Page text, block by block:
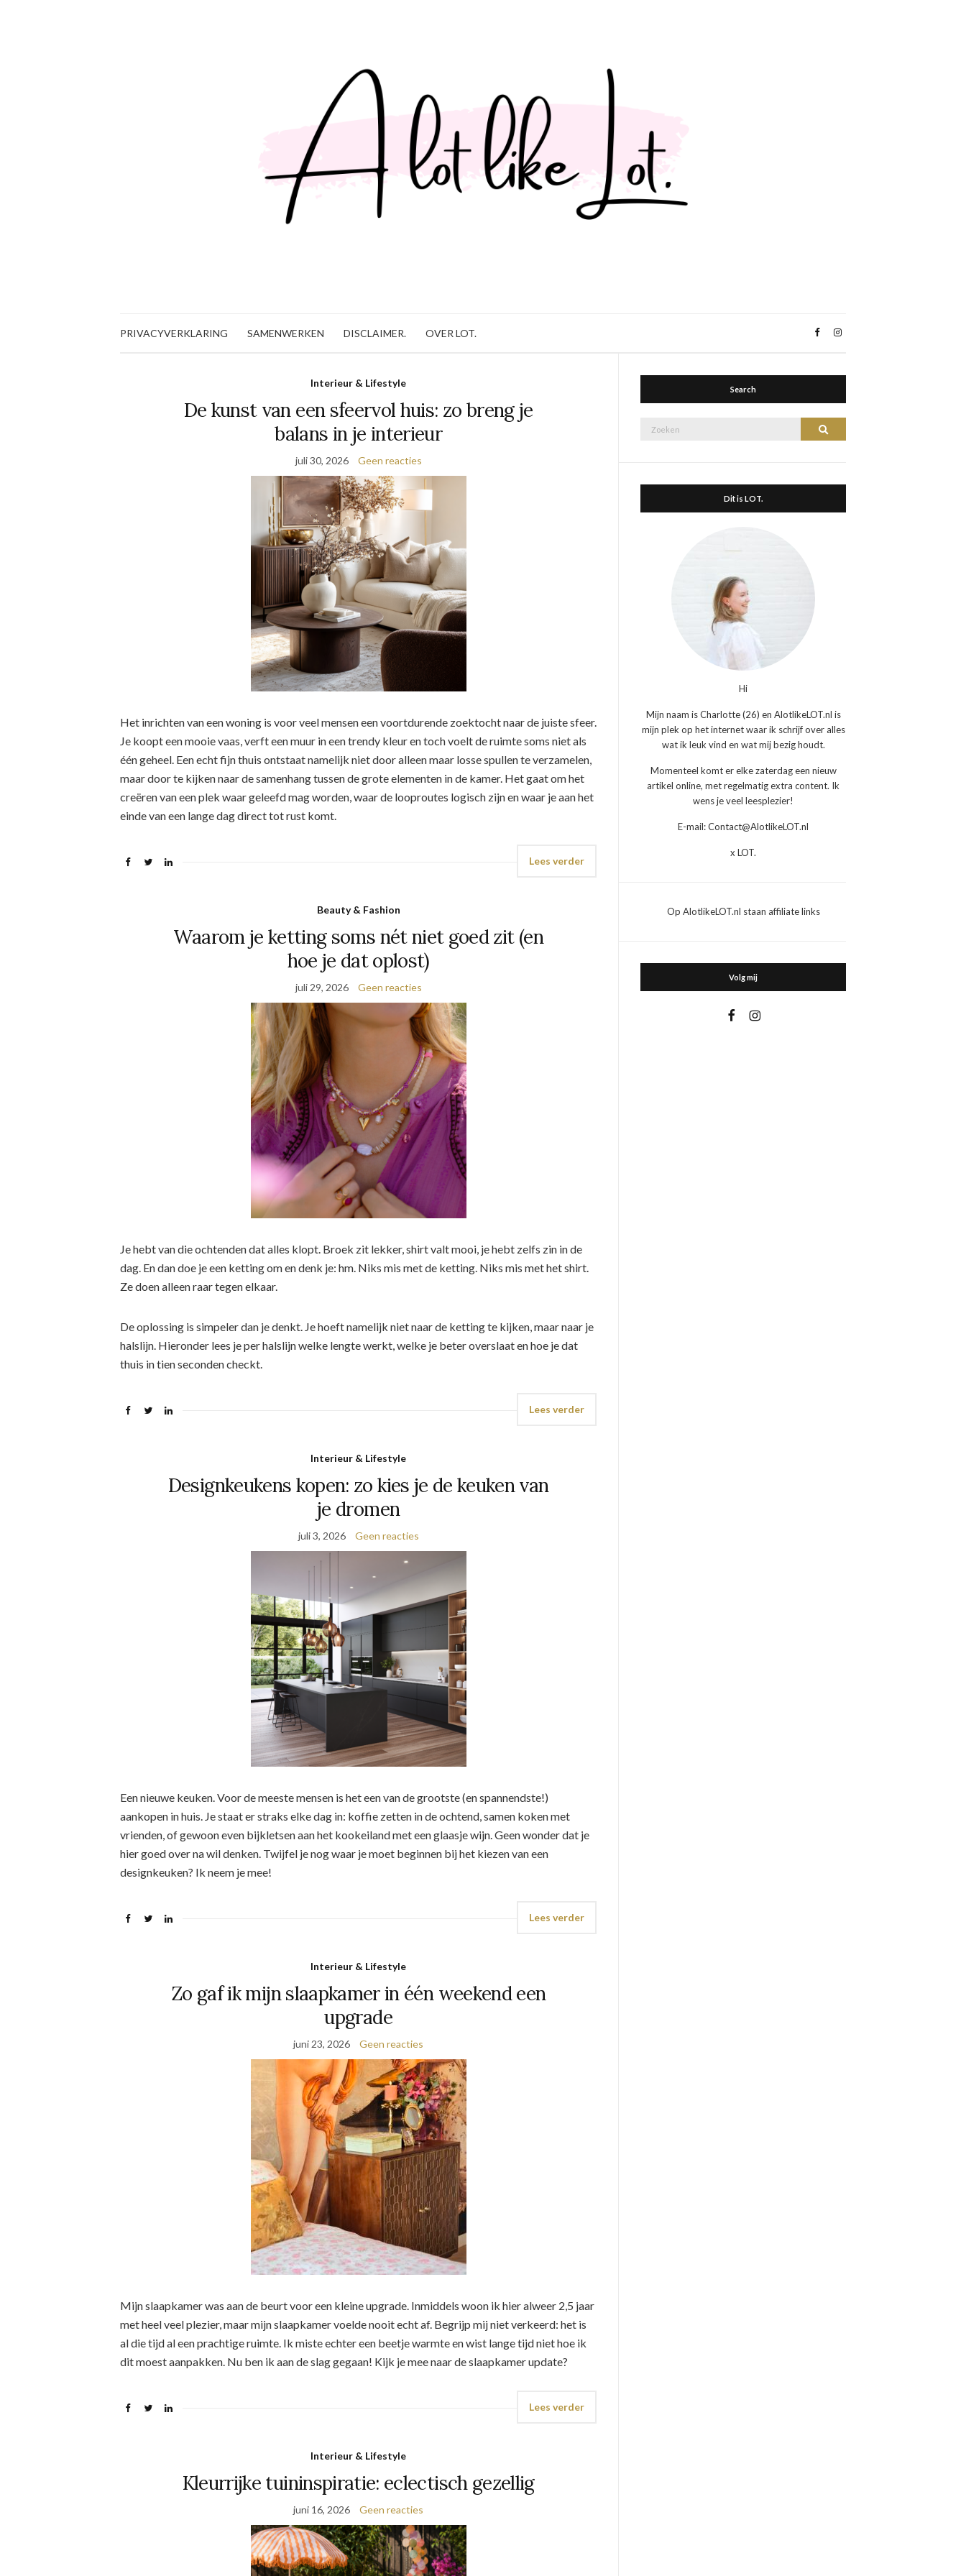
PRIVACYVERKLARING SAMENWERKEN DISCLAIMER. OVER LOT.
Interieur & Lifestyle
De kunst van een sfeervol huis: zo breng je
balans in je interieur
juli 30, 2026 Geen reacties
Het inrichten van een woning is voor veel mensen een voortdurende zoektocht naar de juiste sfeer.
Je koopt een mooie vaas, verft een muur in een trendy kleur en toch voelt de ruimte soms niet als
één geheel. Een echt fijn thuis ontstaat namelijk niet door alleen maar losse spullen te verzamelen,
maar door te kijken naar de samenhang tussen de grote elementen in de kamer. Het gaat om het
creëren van een plek waar geleefd mag worden, waar de looproutes logisch zijn en waar je aan het
einde van een lange dag direct tot rust komt.
Lees verder
Beauty & Fashion
Waarom je ketting soms nét niet goed zit (en
hoe je dat oplost)
juli 29, 2026 Geen reacties
Je hebt van die ochtenden dat alles klopt. Broek zit lekker, shirt valt mooi, je hebt zelfs zin in de
dag. En dan doe je een ketting om en denk je: hm. Niks mis met de ketting. Niks mis met het shirt.
Ze doen alleen raar tegen elkaar.
De oplossing is simpeler dan je denkt. Je hoeft namelijk niet naar de ketting te kijken, maar naar je
halslijn. Hieronder lees je per halslijn welke lengte werkt, welke je beter overslaat en hoe je dat
thuis in tien seconden checkt.
Lees verder
Interieur & Lifestyle
Designkeukens kopen: zo kies je de keuken van
je dromen
juli 3, 2026 Geen reacties
Een nieuwe keuken. Voor de meeste mensen is het een van de grootste (en spannendste!)
aankopen in huis. Je staat er straks elke dag in: koffie zetten in de ochtend, samen koken met
vrienden, of gewoon even bijkletsen aan het kookeiland met een glaasje wijn. Geen wonder dat je
hier goed over na wil denken. Twijfel je nog waar je moet beginnen bij het kiezen van een
designkeuken? Ik neem je mee!
Lees verder
Interieur & Lifestyle
Zo gaf ik mijn slaapkamer in één weekend een
upgrade
juni 23, 2026 Geen reacties
Mijn slaapkamer was aan de beurt voor een kleine upgrade. Inmiddels woon ik hier alweer 2,5 jaar
met heel veel plezier, maar mijn slaapkamer voelde nooit echt af. Begrijp mij niet verkeerd: het is
al die tijd al een prachtige ruimte. Ik miste echter een beetje warmte en wist lange tijd niet hoe ik
dit moest aanpakken. Nu ben ik aan de slag gegaan! Kijk je mee naar de slaapkamer update?
Lees verder
Interieur & Lifestyle
Kleurrijke tuininspiratie: eclectisch gezellig
juni 16, 2026 Geen reacties
Search
Zoek
Zoeken
Dit is LOT.
Hi
Mijn naam is Charlotte (26) en AlotlikeLOT.nl is
mijn plek op het internet waar ik schrijf over alles
wat ik leuk vind en wat mij bezig houdt.
Momenteel komt er elke zaterdag een nieuw
artikel online, met regelmatig extra content. Ik
wens je veel leesplezier!
E-mail: Contact@AlotlikeLOT.nl
x LOT.
Op AlotlikeLOT.nl staan affiliate links
Volg mij